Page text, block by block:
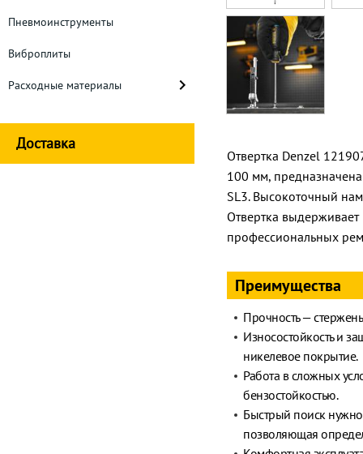
Пневмоинструменты
Виброплиты
Расходные материалы
Доставка
Отвертка Denzel
100 мм,
SL3. Высокоточный
Отвертка
профессиональных
Преимущества
Прочность —
Износостойкость и
никелевое покрытие.
Работа в сложных
бензостойкостью.
Быстрый поиск
позволяющая